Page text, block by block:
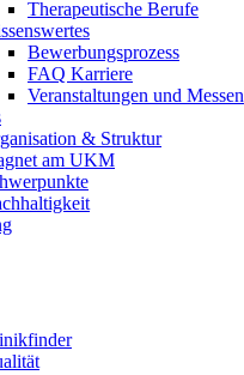
Therapeutische Berufe
Bewerbungsprozess
FAQ Karriere
Veranstaltungen und Messen
& Struktur
am UKM